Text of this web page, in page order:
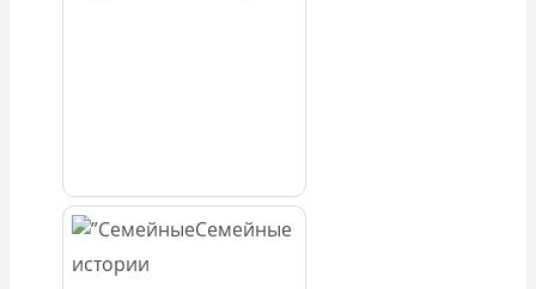
Семейные
истории